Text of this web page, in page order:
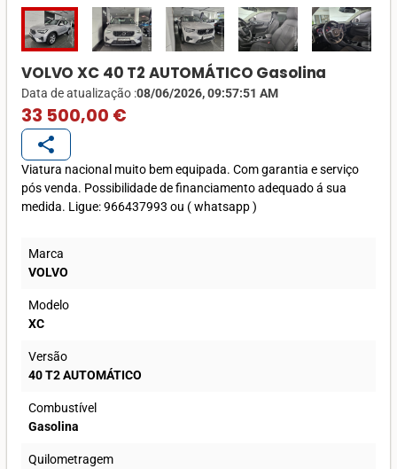
VOLVO XC 40 T2 AUTOMÁTICO Gasolina
Data de atualização :08/06/2026, 09:57:51 AM
33 500,00 €
share
Viatura nacional muito bem equipada. Com garantia e serviço
pós venda. Possibilidade de financiamento adequado á sua
medida. Ligue: 966437993 ou ( whatsapp )
Marca
VOLVO
Modelo
XC
Versão
40 T2 AUTOMÁTICO
Combustível
Gasolina
Quilometragem